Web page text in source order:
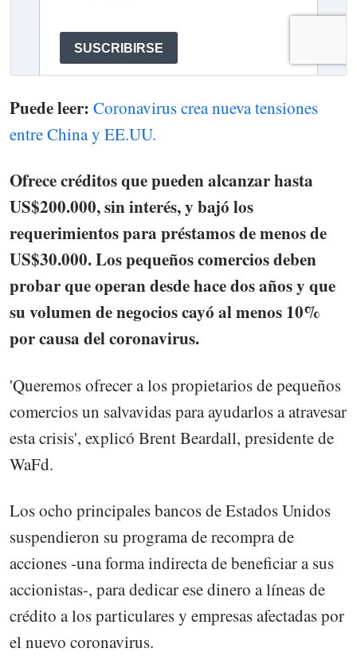
Puede leer: Coronavirus crea nueva tensiones
entre China y EE.UU.
Ofrece créditos que pueden alcanzar hasta
US$200.000, sin interés, y bajó los
requerimientos para préstamos de menos de
US$30.000. Los pequeños comercios deben
probar que operan desde hace dos años y que
su volumen de negocios cayó al menos 10%
por causa del coronavirus.
'Queremos ofrecer a los propietarios de pequeños
comercios un salvavidas para ayudarlos a atravesar
esta crisis', explicó Brent Beardall, presidente de
WaFd.
Los ocho principales bancos de Estados Unidos
suspendieron su programa de recompra de
acciones -una forma indirecta de beneficiar a sus
accionistas-, para dedicar ese dinero a líneas de
crédito a los particulares y empresas afectadas por
el nuevo coronavirus.